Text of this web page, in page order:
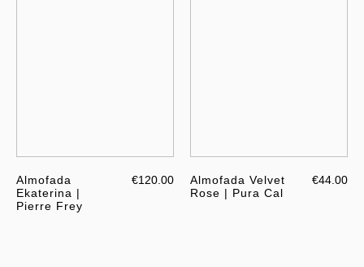
Almofada
Ekaterina |
Pierre Frey
€120.00
Almofada Velvet
Rose | Pura Cal
€44.00